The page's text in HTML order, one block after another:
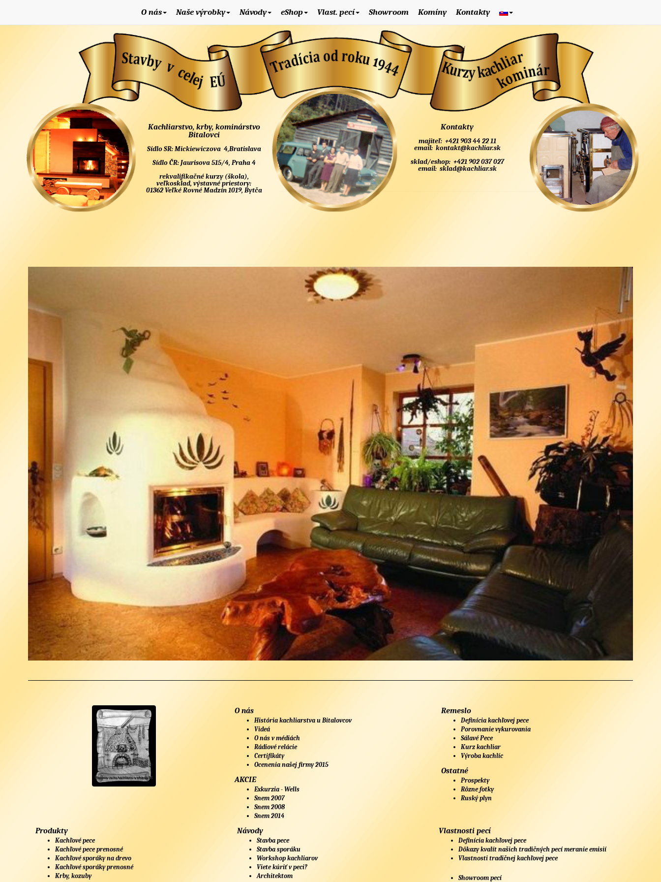
O nás Naše výrobky Návody eShop Vlast. pecí Showroom Komíny Kontakty
Kachliarstvo, krby, kominárstvo
Bitalovci
Sídlo SR: Mickiewiczova 4,Bratislava
Sídlo ČR: Jaurisova 515/4, Praha 4
rekvalifikačné kurzy (škola),
veľkosklad, výstavné priestory:
01362 Veľké Rovné Madzín 1019, Bytča
Kontakty
majiteľ: +421 903 44 22 11
email: kontakt@kachliar.sk
sklad/eshop: +421 902 037 027
email: sklad@kachliar.sk
O nás
História kachliarstva u Bitalovcov
Videá
O nás v médiách
Rádiové relácie
Certifikáty
Ocenenia našej firmy 2015
AKCIE
Exkurzia - Wells
Snem 2007
Snem 2008
Snem 2014
Remeslo
Definícia kachľovej pece
Porovnanie vykurovania
Sálavé Pece
Kurz kachliar
Výroba kachlíc
Ostatné
Prospekty
Rôzne fotky
Ruský plyn
Produkty
Kachľové pece
Kachľové pece prenosné
Kachľové sporáky na drevo
Kachľové sporáky prenosné
Krby, kozuby
Návody
Stavba pece
Stavba sporáku
Workshop kachliarov
Viete kúriť v peci?
Architektom
Vlastnosti pecí
Definícia kachľovej pece
Dôkazy kvalít našich tradičných pecí meranie emisií
Vlastnosti tradičnej kachľovej pece
Showroom pecí